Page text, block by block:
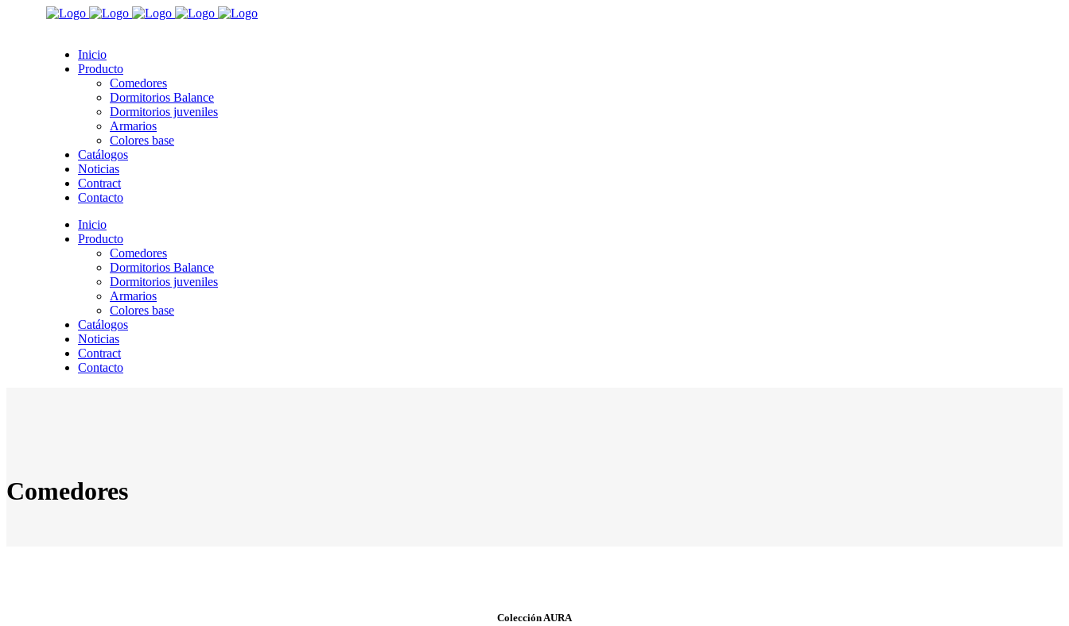
Inicio
Producto
Comedores
Dormitorios Balance
Dormitorios juveniles
Armarios
Colores base
Catálogos
Noticias
Contract
Contacto
Inicio
Producto
Comedores
Dormitorios Balance
Dormitorios juveniles
Armarios
Colores base
Catálogos
Noticias
Contract
Contacto
Comedores
Colección AURA